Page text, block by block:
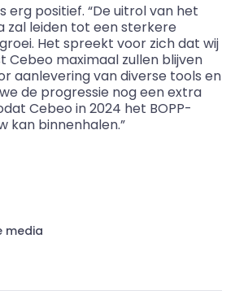
erg positief. “De uitrol van het
zal leiden tot een sterkere
Het spreekt voor zich dat wij
Cebeo maximaal zullen blijven
aanlevering van diverse tools en
de progressie nog een extra
Cebeo in 2024 het BOPP-
kan binnenhalen.”
media